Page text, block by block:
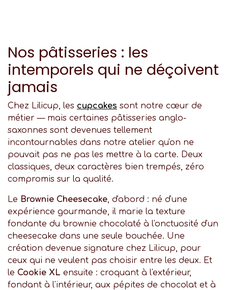
Nos pâtisseries : les
intemporels qui ne déçoivent
jamais
Chez Lilicup, les cupcakes sont notre cœur de
métier — mais certaines pâtisseries anglo-
saxonnes sont devenues tellement
incontournables dans notre atelier qu'on ne
pouvait pas ne pas les mettre à la carte. Deux
classiques, deux caractères bien trempés, zéro
compromis sur la qualité.
Le Brownie Cheesecake, d'abord : né d'une
expérience gourmande, il marie la texture
fondante du brownie chocolaté à l'onctuosité d'un
cheesecake dans une seule bouchée. Une
création devenue signature chez Lilicup, pour
ceux qui ne veulent pas choisir entre les deux. Et
le Cookie XL ensuite : croquant à l'extérieur,
fondant à l'intérieur, aux pépites de chocolat et à